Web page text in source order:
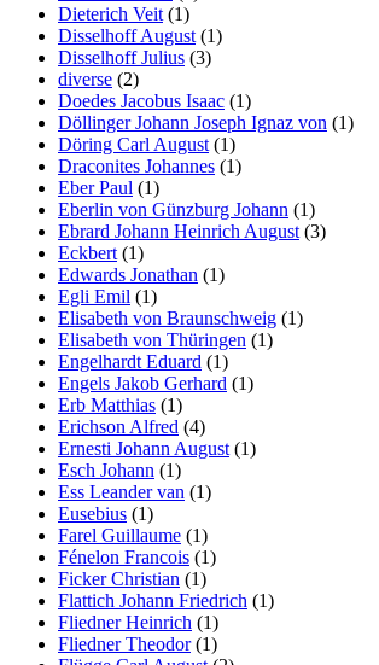
Dieterich Veit (1)
Disselhoff August (1)
Disselhoff Julius (3)
diverse (2)
Doedes Jacobus Isaac (1)
Döllinger Johann Joseph Ignaz von (1)
Döring Carl August (1)
Draconites Johannes (1)
Eber Paul (1)
Eberlin von Günzburg Johann (1)
Ebrard Johann Heinrich August (3)
Eckbert (1)
Edwards Jonathan (1)
Egli Emil (1)
Elisabeth von Braunschweig (1)
Elisabeth von Thüringen (1)
Engelhardt Eduard (1)
Engels Jakob Gerhard (1)
Erb Matthias (1)
Erichson Alfred (4)
Ernesti Johann August (1)
Esch Johann (1)
Ess Leander van (1)
Eusebius (1)
Farel Guillaume (1)
Fénelon Francois (1)
Ficker Christian (1)
Flattich Johann Friedrich (1)
Fliedner Heinrich (1)
Fliedner Theodor(1)